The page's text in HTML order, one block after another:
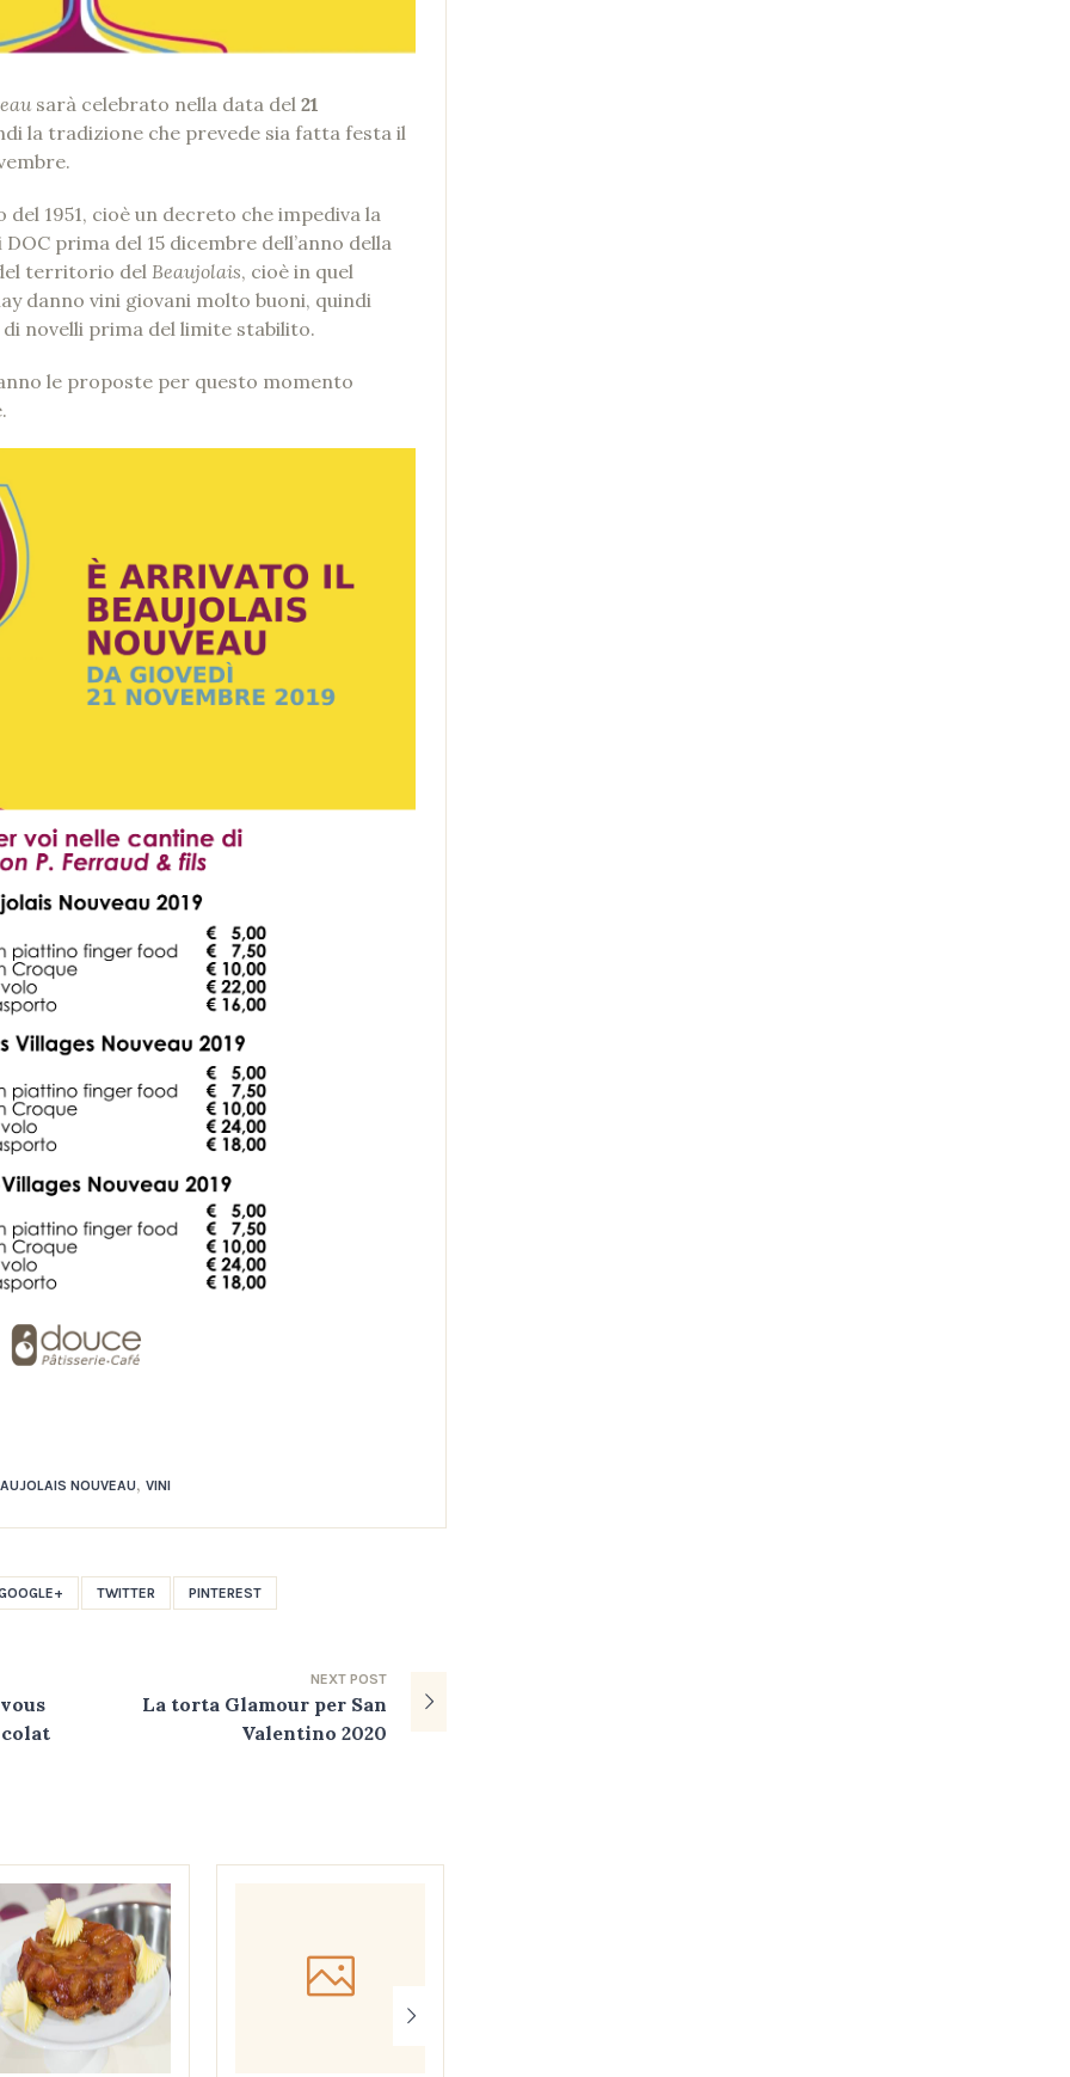
sarà celebrato nella data del 21
la tradizione che prevede sia fatta festa il
1951, cioè un decreto che impediva la
prima del 15 dicembre dell’anno della
territorio delBeaujolais, cioè in quel
danno vini giovani molto buoni, quindi
novelli prima del limite stabilito.
le proposte per questo momento
NOUVEAU, VINI
TWITTER PINTEREST
NEXT POST
La torta Glamour per San
Valentino 2020